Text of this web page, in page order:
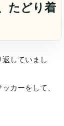
たどり着
していまし
カーをして、